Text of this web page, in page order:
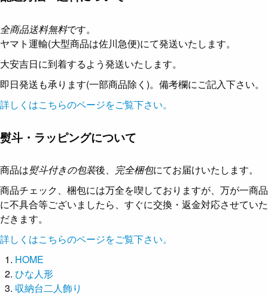
全商品送料無料です。
ヤマト運輸(大型商品は佐川急便)にて発送いたします。
大安吉日に到着するよう発送いたします。
即日発送も承ります(一部商品除く)。備考欄にご記入下さい。
詳しくはこちらのページをご覧下さい。
熨斗・ラッピングについて
商品は熨斗付きの包装後、 完全梱包にてお届けいたします。
商品チェック、梱包には万全を喫しておりますが、万が一商品
に不具合等ございましたら、すぐに交換・返金対応させていた
だきます。
詳しくはこちらのページをご覧下さい。
HOME
ひな人形
収納台二人飾り